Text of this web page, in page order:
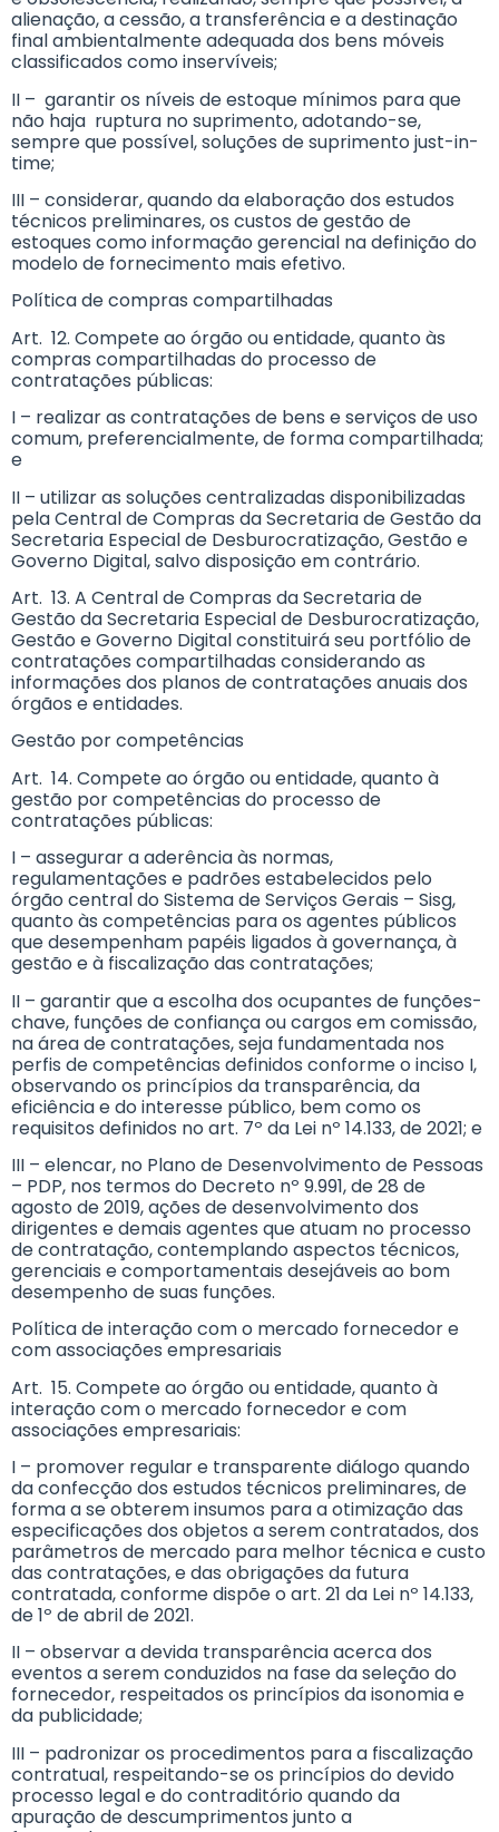
alienação, a cessão, a transferência e a destinação
final ambientalmente adequada dos bens móveis
classificados como inservíveis;
II – garantir os níveis de estoque mínimos para que
não haja ruptura no suprimento, adotando-se,
sempre que possível, soluções de suprimento just-in-
time;
III – considerar, quando da elaboração dos estudos
técnicos preliminares, os custos de gestão de
estoques como informação gerencial na definição do
modelo de fornecimento mais efetivo.
Política de compras compartilhadas
Art. 12. Compete ao órgão ou entidade, quanto às
compras compartilhadas do processo de
contratações públicas:
I – realizar as contratações de bens e serviços de uso
comum, preferencialmente, de forma compartilhada;
e
II – utilizar as soluções centralizadas disponibilizadas
pela Central de Compras da Secretaria de Gestão da
Secretaria Especial de Desburocratização, Gestão e
Governo Digital, salvo disposição em contrário.
Art. 13. A Central de Compras da Secretaria de
Gestão da Secretaria Especial de Desburocratização,
Gestão e Governo Digital constituirá seu portfólio de
contratações compartilhadas considerando as
informações dos planos de contratações anuais dos
órgãos e entidades.
Gestão por competências
Art. 14. Compete ao órgão ou entidade, quanto à
gestão por competências do processo de
contratações públicas:
I – assegurar a aderência às normas,
regulamentações e padrões estabelecidos pelo
órgão central do Sistema de Serviços Gerais – Sisg,
quanto às competências para os agentes públicos
que desempenham papéis ligados à governança, à
gestão e à fiscalização das contratações;
II – garantir que a escolha dos ocupantes de funções-
chave, funções de confiança ou cargos em comissão,
na área de contratações, seja fundamentada nos
perfis de competências definidos conforme o inciso I,
observando os princípios da transparência, da
eficiência e do interesse público, bem como os
requisitos definidos no art. 7º da Lei nº 14.133, de 2021; e
III – elencar, no Plano de Desenvolvimento de Pessoas
– PDP, nos termos do Decreto nº 9.991, de 28 de
agosto de 2019, ações de desenvolvimento dos
dirigentes e demais agentes que atuam no processo
de contratação, contemplando aspectos técnicos,
gerenciais e comportamentais desejáveis ao bom
desempenho de suas funções.
Política de interação com o mercado fornecedor e
com associações empresariais
Art. 15. Compete ao órgão ou entidade, quanto à
interação com o mercado fornecedor e com
associações empresariais:
I – promover regular e transparente diálogo quando
da confecção dos estudos técnicos preliminares, de
forma a se obterem insumos para a otimização das
especificações dos objetos a serem contratados, dos
parâmetros de mercado para melhor técnica e custo
das contratações, e das obrigações da futura
contratada, conforme dispõe o art. 21 da Lei nº 14.133,
de 1º de abril de 2021.
II – observar a devida transparência acerca dos
eventos a serem conduzidos na fase da seleção do
fornecedor, respeitados os princípios da isonomia e
da publicidade;
III – padronizar os procedimentos para a fiscalização
contratual, respeitando-se os princípios do devido
processo legal e do contraditório quando da
apuração de descumprimentos junto a